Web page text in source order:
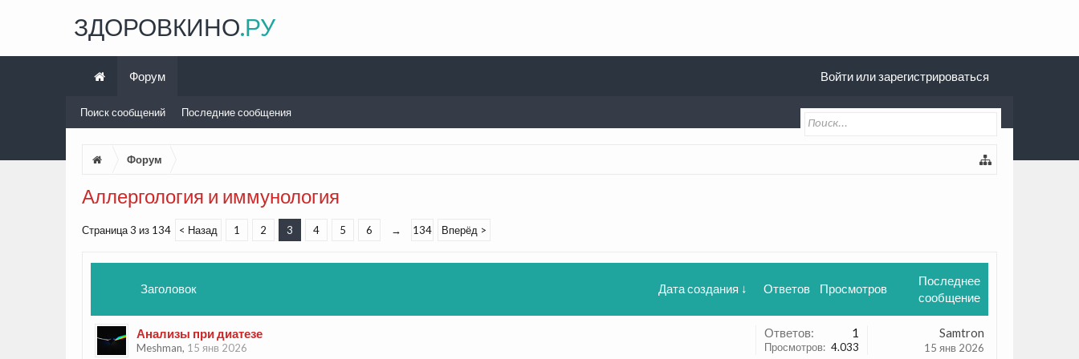
Форум
Аллергология и иммунология
Страница 3 из 134 < Назад 1 2 3 4 5 6 → 134 Вперёд >
Заголовок Дата создания ↓ Ответов Просмотров
Последнее
сообщение
Анализы при диатезе
Meshman, 15 янв 2026
Ответов: 1
Просмотров: 4.033
Samtron
15 янв 2026
ЗДОРОВКИНО.РУ
Форум
Поиск сообщений Последние сообщения
Войти или зарегистрироваться